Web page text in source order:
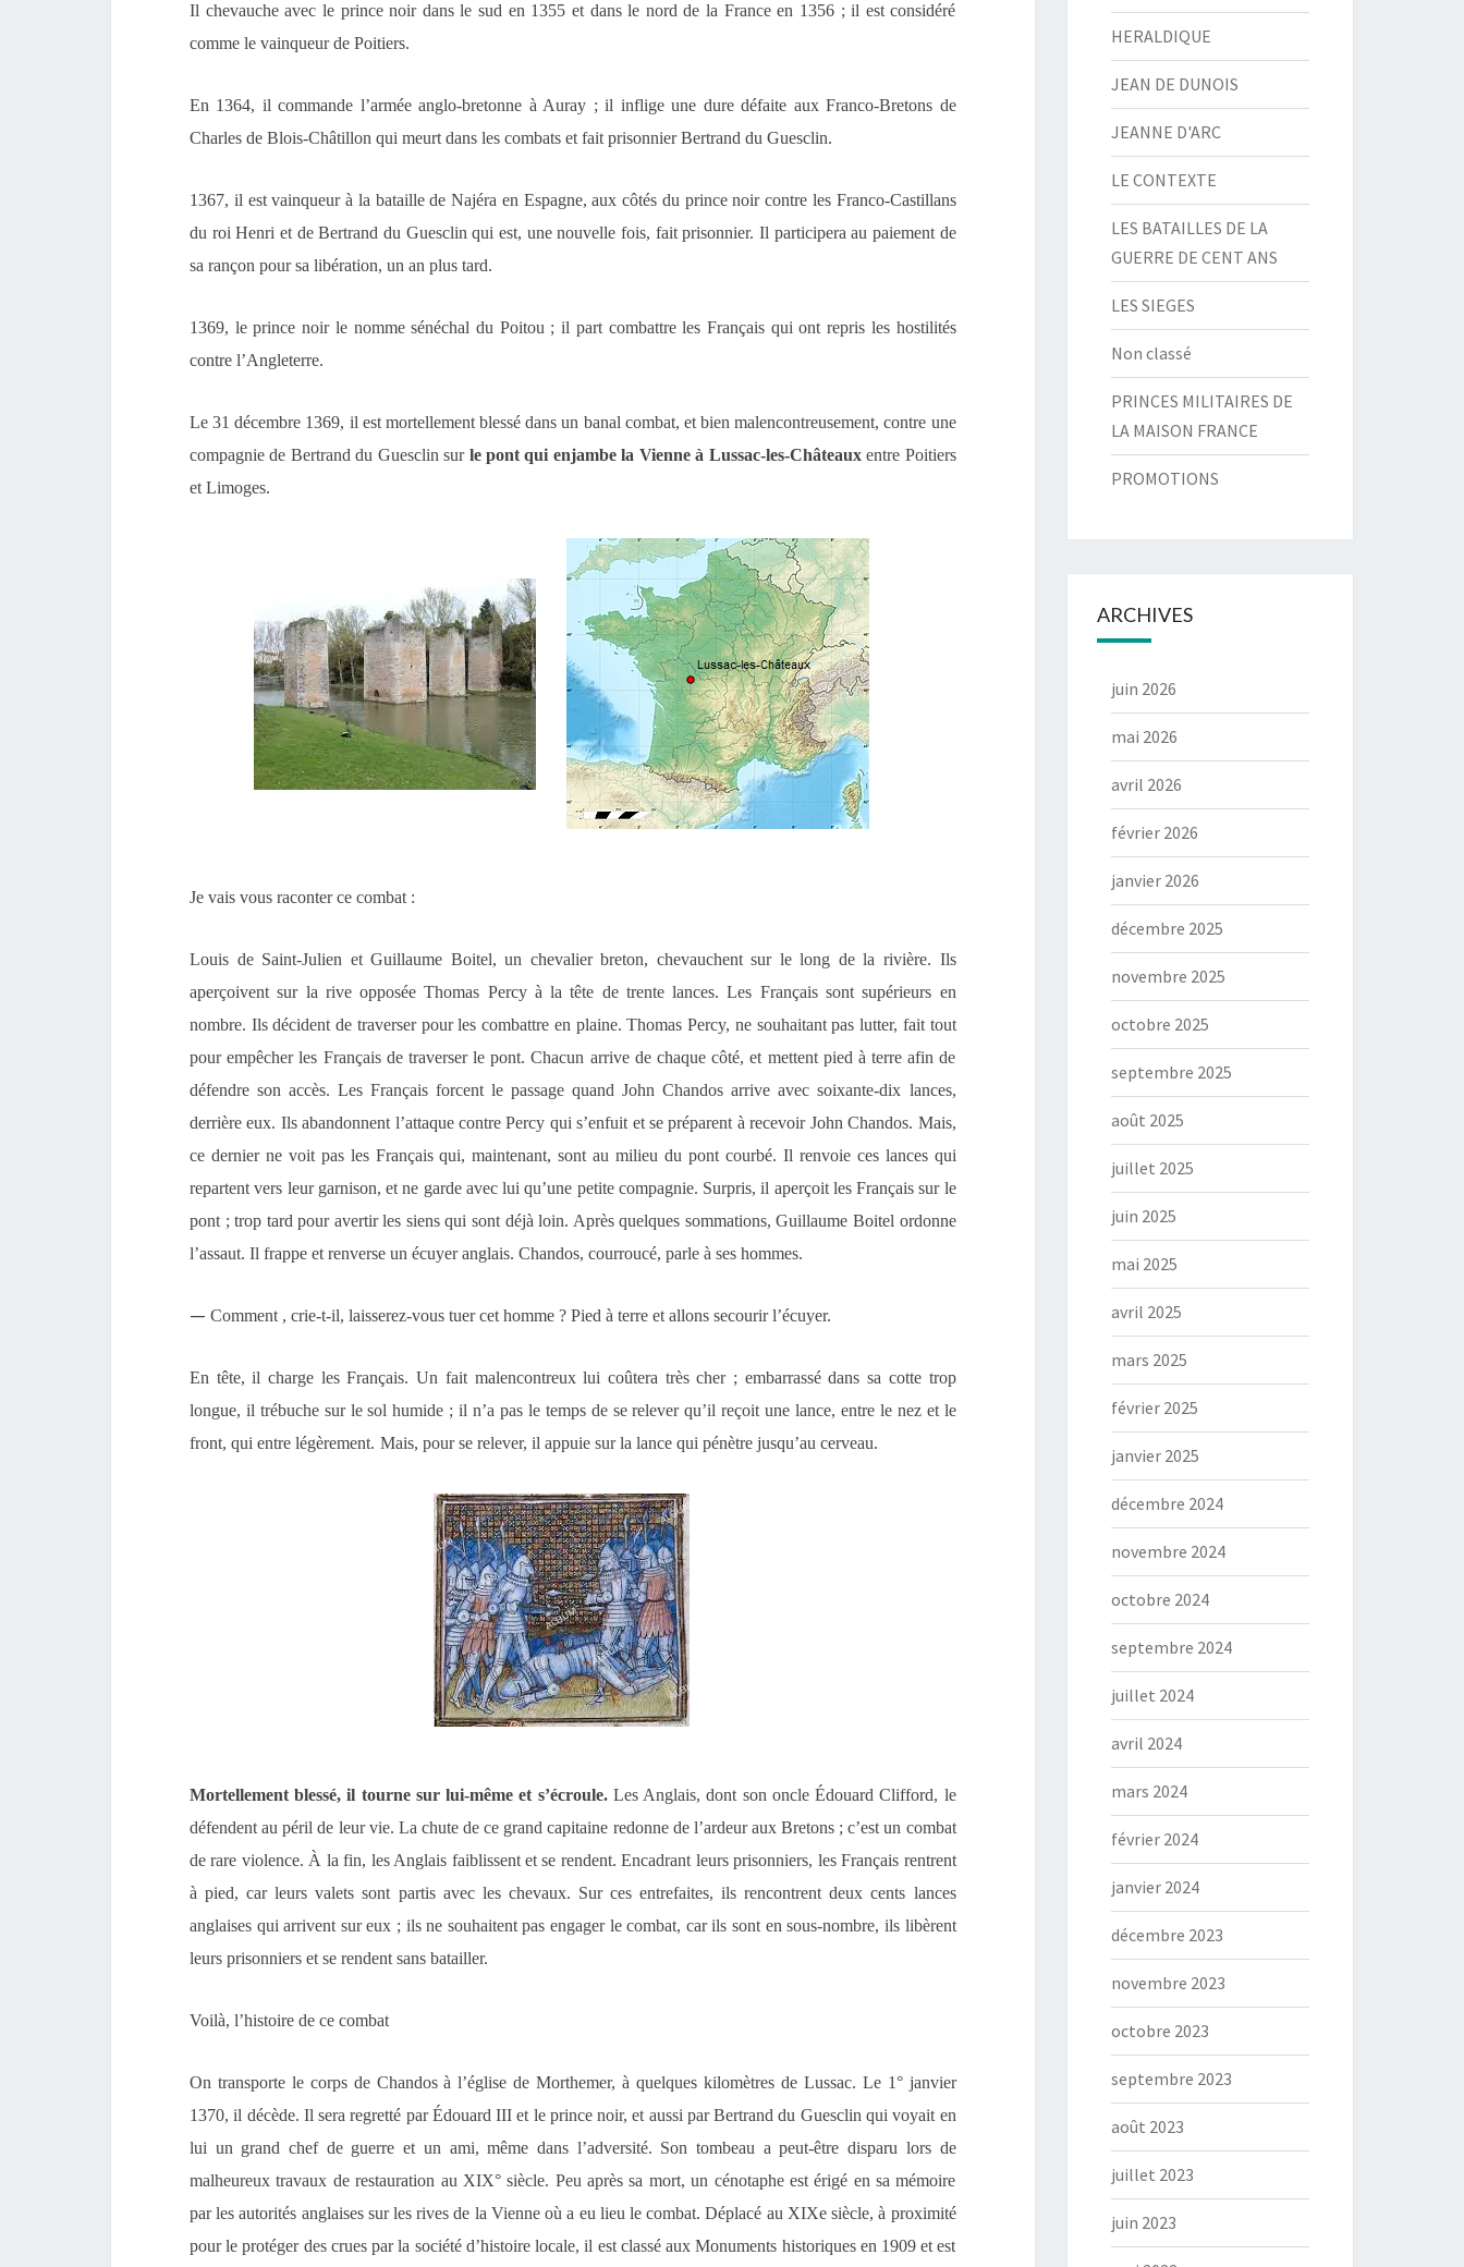
Il chevauche avec le prince noir dans le sud en 1355 et dans le nord de la France en 1356 ; il est considéré
comme le vainqueur de Poitiers.
En 1364, il commande l’armée anglo-bretonne à Auray ; il inflige une dure défaite aux Franco-Bretons de
Charles de Blois-Châtillon qui meurt dans les combats et fait prisonnier Bertrand du Guesclin.
1367, il est vainqueur à la bataille de Najéra en Espagne, aux côtés du prince noircontre les Franco-Castillans
du roi Henri et de Bertrand du Guesclin qui est, une nouvelle fois, fait prisonnier. Il participera au paiement de
sa rançon pour sa libération, un an plus tard.
1369, le prince noir le nomme sénéchal du Poitou ; il part combattre les Français qui ont repris les hostilités
contre l’Angleterre.
Le 31 décembre 1369, il est mortellement blessé dans un banal combat, etbienmalencontreusement, contre une
compagnie de Bertrand du Guesclin surle pontqui enjambe la Vienne à Lussac-les-Châteauxentre Poitiers
et Limoges.
Je vais vous raconter ce combat :
Louis de Saint-Julien etGuillaume Boitel,un chevalier breton, chevauchent sur le long de la rivière. Ils
aperçoivent sur la rive opposée Thomas Percy à la tête de trente lances. Les Français sont supérieurs en
nombre. Ils décident de traverser pour les combattre en plaine. Thomas Percy, ne souhaitant pas lutter, fait tout
pour empêcher les Français de traverser le pont. Chacun arrive de chaque côté, et mettent pied à terre afin de
défendre son accès. Les Français forcent le passage quand John Chandos arrive avec soixante-dix lances,
derrière eux. Ils abandonnent l’attaque contre Percy qui s’enfuit et se préparent à recevoir John Chandos. Mais,
ce dernier ne voit pas les Français qui,maintenant, sont au milieu du pont courbé. Il renvoie ces lances qui
repartent vers leur garnison, et ne garde avec lui qu’une petite compagnie. Surpris, il aperçoit les Français sur le
pont ;trop tard pour avertirles siens qui sont déjà loin. Après quelques sommations,Guillaume Boitel ordonne
l’assaut. Il frappe et renverse un écuyer anglais. Chandos, courroucé, parle à ses hommes.
— Comment , crie-t-il, laisserez-vous tuer cet homme ? Pied à terre et allons secourir l’écuyer.
En tête, il charge les Français. Un fait malencontreux lui coûtera très cher ; embarrassé dans sa cotte trop
longue, il trébuche sur lesol humide ; il n’a pas le temps de se relever qu’il reçoit une lance, entre le nez et le
front, qui entre légèrement. Mais, pour se relever, il appuie sur la lance qui pénètre jusqu’au cerveau.
Mortellement blessé,il tourne sur lui-même et s’écroule.Les Anglais, dont son oncle Édouard Clifford, le
défendent au péril de leur vie. La chute de ce grand capitaine redonne de l’ardeur aux Bretons ; c’est un combat
de rare violence. À la fin, les Anglais faiblissent et se rendent. Encadrant leurs prisonniers, les Français rentrent
à pied, car leurs valets sont partis avec leschevaux. Sur ces entrefaites, ils rencontrent deux cents lances
anglaises qui arrivent sur eux ; ils ne souhaitent pas engager le combat, car ils sont en sous-nombre, ils libèrent
leurs prisonniers et se rendent sans batailler.
Voilà, l’histoire de ce combat
On transporte le corps de Chandosàl’église de Morthemer,à quelques kilomètres de Lussac. Le 1° janvier
1370, il décède. Il sera regretté par Édouard III et le prince noir,et aussi par Bertrand du Guesclin qui voyait en
lui un grand chef de guerre et un ami, même dans l’adversité. Son tombeau a peut-être disparu lors de
malheureux travaux de restauration au XIX° siècle. Peu après sa mort, un cénotaphe est érigé en sa mémoire
par les autorités anglaises sur les rives de la Vienne où a eu lieu le combat. Déplacé au XIXe siècle, à proximité
pour le protéger des crues par la société d’histoire locale, il est classé aux Monuments historiques en 1909 et est
HERALDIQUE
JEAN DE DUNOIS
JEANNE D'ARC
LE CONTEXTE
LES BATAILLES DE LA
GUERRE DE CENT ANS
LES SIEGES
Non classé
PRINCES MILITAIRES DE
LA MAISON FRANCE
PROMOTIONS
ARCHIVES
juin 2026
mai 2026
avril 2026
février 2026
janvier 2026
décembre 2025
novembre 2025
octobre 2025
septembre 2025
août 2025
juillet 2025
juin 2025
mai 2025
avril 2025
mars 2025
février 2025
janvier 2025
décembre 2024
novembre 2024
octobre 2024
septembre 2024
juillet 2024
avril 2024
mars 2024
février 2024
janvier 2024
décembre 2023
novembre 2023
octobre 2023
septembre 2023
août 2023
juillet 2023
juin 2023